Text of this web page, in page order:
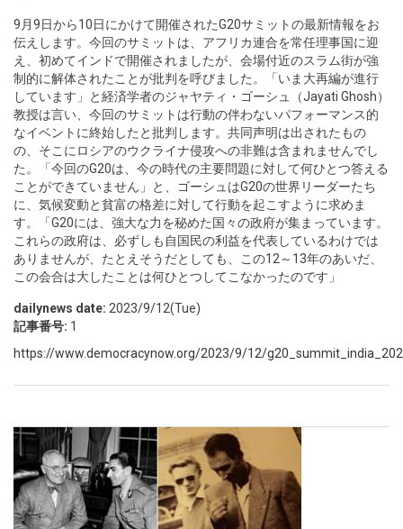
9月9日から10日にかけて開催されたG20サミットの最新情報をお
伝えします。今回のサミットは、アフリカ連合を常任理事国に迎
え、初めてインドで開催されましたが、会場付近のスラム街が強
制的に解体されたことが批判を呼びました。「いま大再編が進行
しています」と経済学者のジャヤティ・ゴーシュ（Jayati Ghosh）
教授は言い、今回のサミットは行動の伴わないパフォーマンス的
なイベントに終始したと批判します。共同声明は出されたもの
の、そこにロシアのウクライナ侵攻への非難は含まれませんでし
た。「今回のG20は、今の時代の主要問題に対して何ひとつ答える
ことができていません」と、ゴーシュはG20の世界リーダーたち
に、気候変動と貧富の格差に対して行動を起こすように求めま
す。「G20には、強大な力を秘めた国々の政府が集まっています。
これらの政府は、必ずしも自国民の利益を代表しているわけでは
ありませんが、たとえそうだとしても、この12～13年のあいだ、
この会合は大したことは何ひとつしてこなかったのです」
dailynews date: 2023/9/12(Tue)
記事番号: 1
https://www.democracynow.org/2023/9/12/